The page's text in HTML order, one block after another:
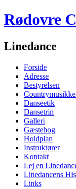
Rødovre
Linedance
Forside
Adresse
Bestyrelsen
Danseetik
Dansetrin
Galleri
Gæstebog
Holdplan
Instruktører
Kontakt
Lej en
Linedancens
Links